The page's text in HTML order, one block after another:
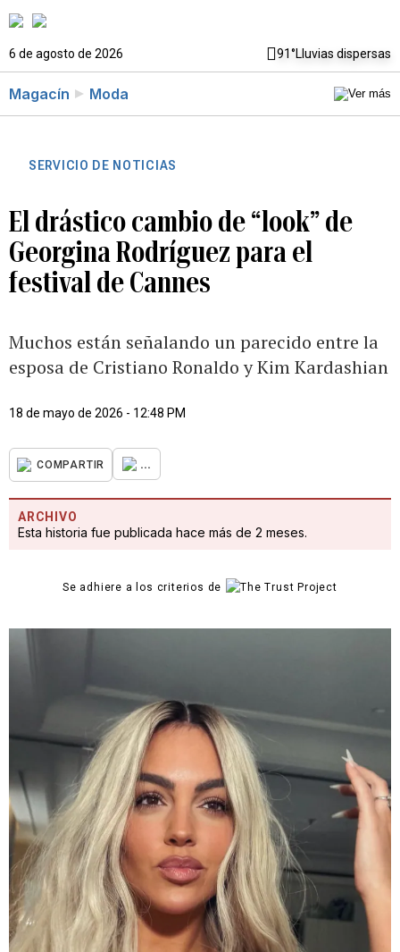
6 de agosto de 2026 91°Lluvias dispersas
Magacín Moda
SERVICIO DE NOTICIAS
El drástico cambio de “look” de
Georgina Rodríguez para el
festival de Cannes
Muchos están señalando un parecido entre la
esposa de Cristiano Ronaldo y Kim Kardashian
18 de mayo de 2026 - 12:48 PM
COMPARTIR ...
ARCHIVO
Esta historia fue publicada hace más de 2 meses.
Se adhiere a los criterios de